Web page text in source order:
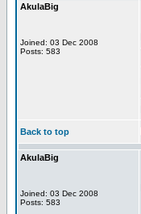
AkulaBig
Joined: 03 Dec 2008
Posts: 583
Back to top
AkulaBig
Joined: 03 Dec 2008
Posts: 583